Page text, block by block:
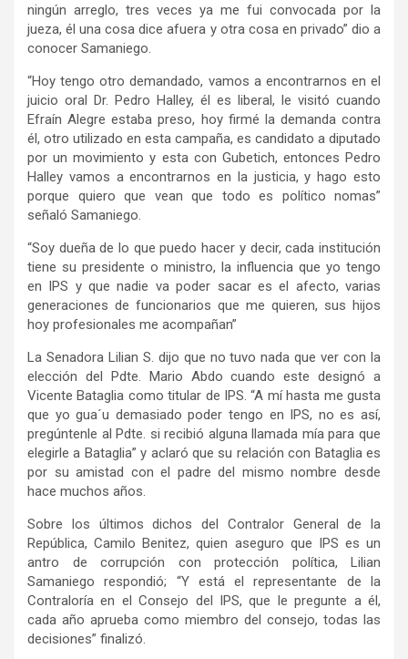
ningún arreglo, tres veces ya me fui convocada por la
jueza, él una cosa dice afuera y otra cosa en privado” dio a
conocer Samaniego.
“Hoy tengo otro demandado, vamos a encontrarnos en el
juicio oral Dr. Pedro Halley, él es liberal, le visitó cuando
Efraín Alegre estaba preso, hoy firmé la demanda contra
él, otro utilizado en esta campaña, es candidato a diputado
por un movimiento y esta con Gubetich, entonces Pedro
Halley vamos a encontrarnos en la justicia, y hago esto
porque quiero que vean que todo es político nomas”
señaló Samaniego.
“Soy dueña de lo que puedo hacer y decir, cada institución
tiene su presidente o ministro, la influencia que yo tengo
en IPS y que nadie va poder sacar es el afecto, varias
generaciones de funcionarios que me quieren, sus hijos
hoy profesionales me acompañan”
La Senadora Lilian S. dijo que no tuvo nada que ver con la
elección del Pdte. Mario Abdo cuando este designó a
Vicente Bataglia como titular de IPS. “A mí hasta me gusta
que yo gua´u demasiado poder tengo en IPS, no es así,
pregúntenle al Pdte. si recibió alguna llamada mía para que
elegirle a Bataglia” y aclaró que su relación con Bataglia es
por su amistad con el padre del mismo nombre desde
hace muchos años.
Sobre los últimos dichos del Contralor General de la
República, Camilo Benitez, quien aseguro que IPS es un
antro de corrupción con protección política, Lilian
Samaniego respondió; “Y está el representante de la
Contraloría en el Consejo del IPS, que le pregunte a él,
cada año aprueba como miembro del consejo, todas las
decisiones” finalizó.